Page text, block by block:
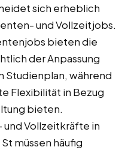
sich erheblich
und Vollzeitjobs.
bieten die
der Anpassung
Studienplan, während
Flexibilität in Bezug
bieten.
und Vollzeitkräfte in
müssen häufig